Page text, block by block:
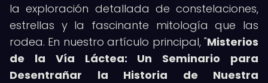
la exploración detallada de constelaciones,
estrellas y la fascinante mitología que las
rodea. En nuestro artículo principal, "Misterios
de la Vía Láctea: Un Seminario para
Desentrañar la Historia de Nuestra